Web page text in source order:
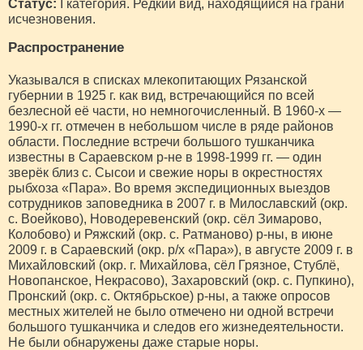
Статус: I категория. Редкий вид, находящийся на грани
исчезновения.
Распространение
Указывался в списках млекопитающих Рязанской
губернии в 1925 г. как вид, встречающийся по всей
безлесной её части, но немногочисленный. В 1960-х —
1990-х гг. отмечен в небольшом числе в ряде районов
области. Последние встречи большого тушканчика
известны в Сараевском р-не в 1998-1999 гг. — один
зверёк близ с. Сысои и свежие норы в окрестностях
рыбхоза «Пара». Во время экспедиционных выездов
сотрудников заповедника в 2007 г. в Милославский (окр.
с. Воейково), Новодеревенский (окр. сёл Зимарово,
Колобово) и Ряжский (окр. с. Ратманово) р-ны, в июне
2009 г. в Сараевский (окр. р/х «Пара»), в августе 2009 г. в
Михайловский (окр. г. Михайлова, сёл Грязное, Стублё,
Новопанское, Некрасово), Захаровский (окр. с. Пупкино),
Пронский (окр. с. Октябрьское) р-ны, а также опросов
местных жителей не было отмечено ни одной встречи
большого тушканчика и следов его жизнедеятельности.
Не были обнаружены даже старые норы.